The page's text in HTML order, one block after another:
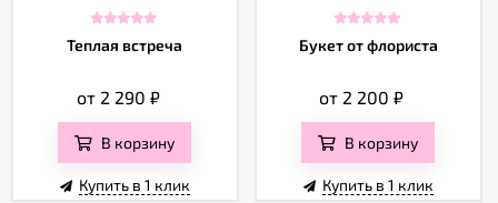
Теплая встреча
от 2 290 ₽
В корзину
Купить в 1 клик
Букет от флориста
от 2 200₽
В корзину
Купить в 1 клик